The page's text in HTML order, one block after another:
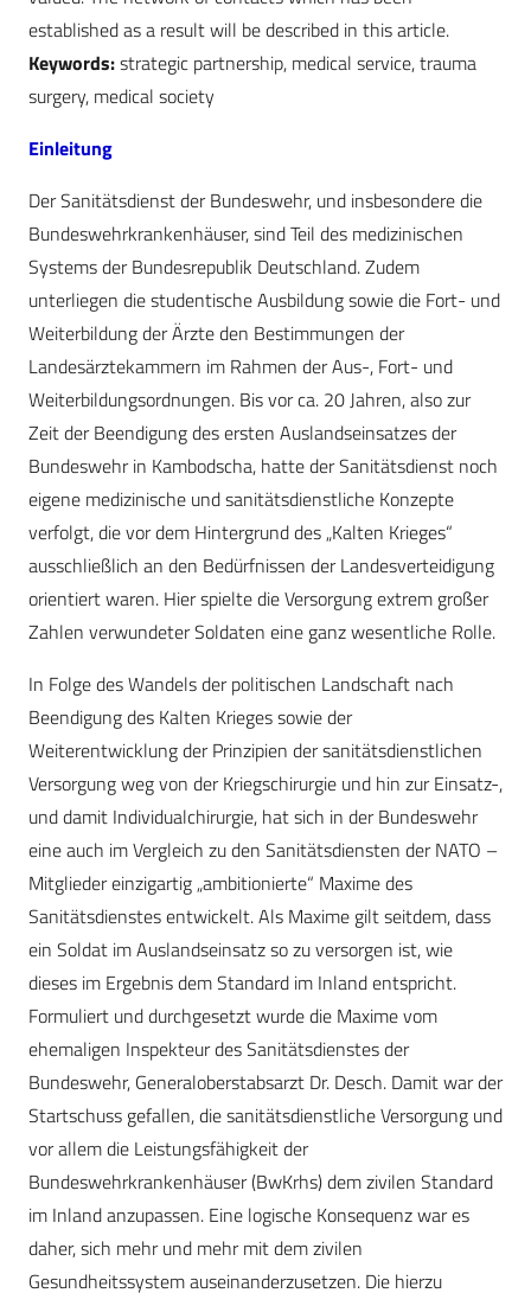
established as a result will be described in this article.
Keywords:strategic partnership, medical service, trauma
surgery, medical society
Einleitung
Der Sanitätsdienst der Bundeswehr, und insbesondere die
Bundeswehrkrankenhäuser, sind Teil des medizinischen
Systems der Bundesrepublik Deutschland. Zudem
unterliegen die studentische Ausbildung sowie die Fort- und
Weiterbildung der Ärzte den Bestimmungen der
Landesärztekammern im Rahmen der Aus-, Fort- und
Weiterbildungsordnungen. Bis vor ca. 20 Jahren, also zur
Zeit der Beendigung des ersten Auslandseinsatzes der
Bundeswehr in Kambodscha, hatte der Sanitätsdienst noch
eigene medizinische und sanitätsdienstliche Konzepte
verfolgt, die vor dem Hintergrund des „Kalten Krieges“
ausschließlich an den Bedürfnissen der Landesverteidigung
orientiert waren. Hier spielte die Versorgung extrem großer
Zahlen verwundeter Soldaten eine ganz wesentliche Rolle.
In Folge des Wandels der politischen Landschaft nach
Beendigung des Kalten Krieges sowie der
Weiterentwicklung der Prinzipien der sanitätsdienstlichen
Versorgung weg von der Kriegschirurgie und hin zur Einsatz-,
und damit Individualchirurgie, hat sich in der Bundeswehr
eine auch im Vergleich zu den Sanitätsdiensten der NATO –
Mitglieder einzigartig „ambitionierte“ Maxime des
Sanitätsdienstes entwickelt. Als Maxime gilt seitdem, dass
ein Soldat im Auslandseinsatz so zu versorgen ist, wie
dieses im Ergebnis dem Standard im Inland entspricht.
Formuliert und durchgesetzt wurde die Maxime vom
ehemaligen Inspekteur des Sanitätsdienstes der
Bundeswehr, Generaloberstabsarzt Dr. Desch. Damit war der
Startschuss gefallen, die sanitätsdienstliche Versorgung und
vor allem die Leistungsfähigkeit der
Bundeswehrkrankenhäuser (BwKrhs) dem zivilen Standard
im Inland anzupassen. Eine logische Konsequenz war es
daher, sich mehr und mehr mit dem zivilen
Gesundheitssystem auseinanderzusetzen. Die hierzu